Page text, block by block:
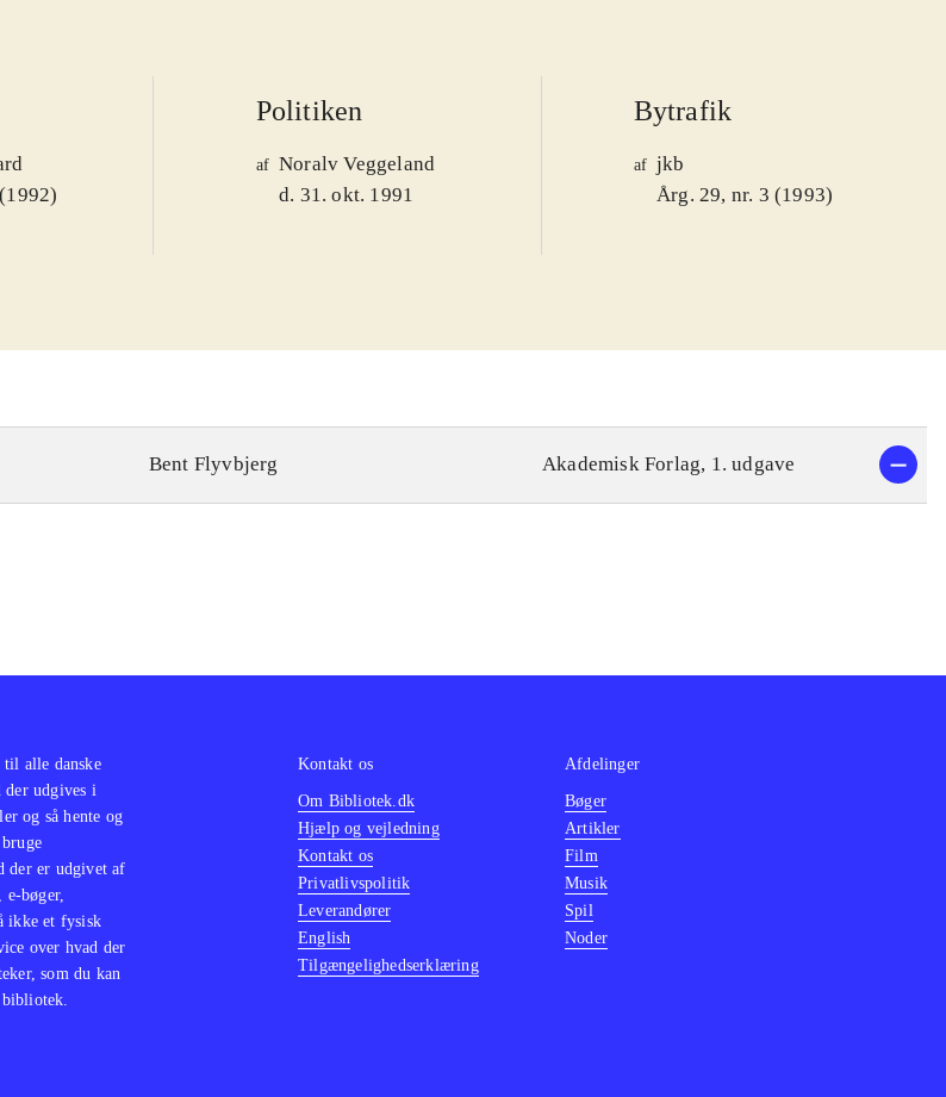
Politiken
af Noralv Veggeland
d. 31. okt. 1991
Bytrafik
af jkb
Årg. 29, nr. 3 (1993)
Bent Flyvbjerg Akademisk Forlag, 1. udgave
alle danske
der udgives i
og så hente og
der er udgivet af
bøger,
ikke et fysisk
over hvad der
som du kan
Kontakt os
Om Bibliotek.dk
Hjælp og vejledning
Kontakt os
Privatlivspolitik
Leverandører
English
Tilgængelighedserklæring
Afdelinger
Bøger
Artikler
Film
Musik
Spil
Noder